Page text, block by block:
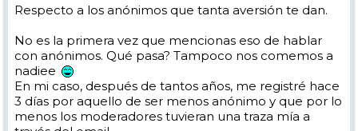
Respecto a los anónimos que tanta aversión te dan.
No es la primera vez que mencionas eso de hablar
con anónimos. Qué pasa? Tampoco nos comemos a
nadiee
En mi caso, después de tantos años, me registré hace
3 días por aquello de ser menos anónimo y que por lo
menos los moderadores tuvieran una traza mía a